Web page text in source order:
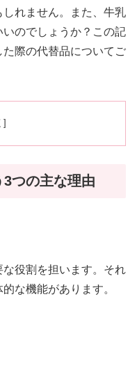
れません。また、牛乳
のでしょうか？この記
際の代替品についてご
つの主な理由
役割を担います。それ
な機能があります。